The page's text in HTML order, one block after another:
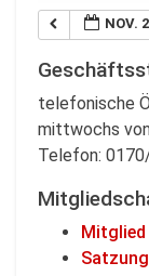
NOV.
telefonische
mittwochs
Telefon:
Mitglied
Satzung